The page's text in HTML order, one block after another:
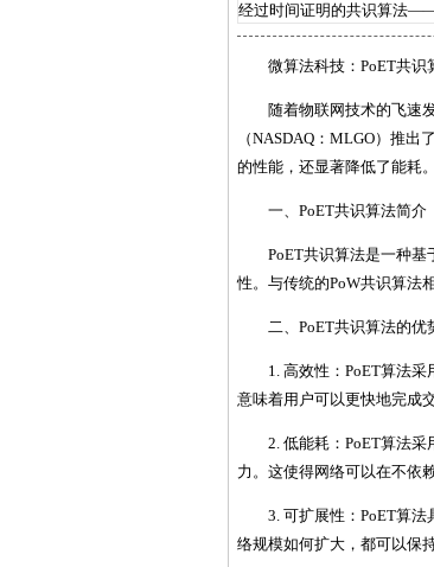
经过时间证明的共识算法
微算法科技：PoET共
随着物联网技术的飞速
（NASDAQ：MLGO）推
的性能，还显著降低了能耗
一、PoET共识算法简介
PoET共识算法是一种
性。与传统的PoW共识算法
二、PoET共识算法的优
1. 高效性：PoET算法
意味着用户可以更快地完成
2. 低能耗：PoET算法
力。这使得网络可以在不依
3. 可扩展性：PoET算
络规模如何扩大，都可以保